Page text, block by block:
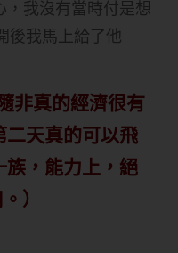
我沒有當時付是想
後我馬上給了他
非真的經濟很有
二天真的可以飛
族，能力上，絕
）